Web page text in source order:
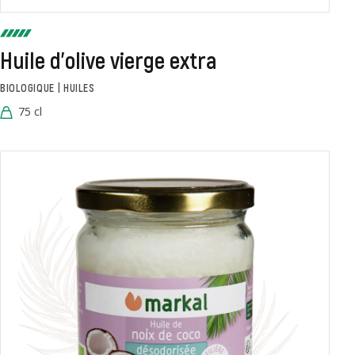
Huile d'olive vierge extra
BIOLOGIQUE | HUILES
75 cl